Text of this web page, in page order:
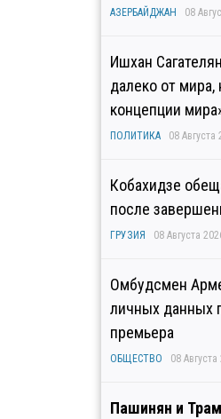
АЗЕРБАЙДЖАН 08
Ишхан
далеко от
концепции
ПОЛИТИКА 08 Августа
Кобахидзе
после
ГРУЗИЯ 08 Августа
Омбудсмен
личных данных
премьера
ОБЩЕСТВО 08 Августа
Пашинян и